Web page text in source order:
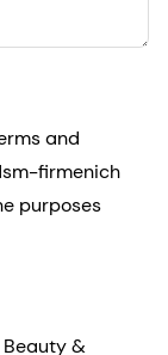
and
firmenich
purposes
&